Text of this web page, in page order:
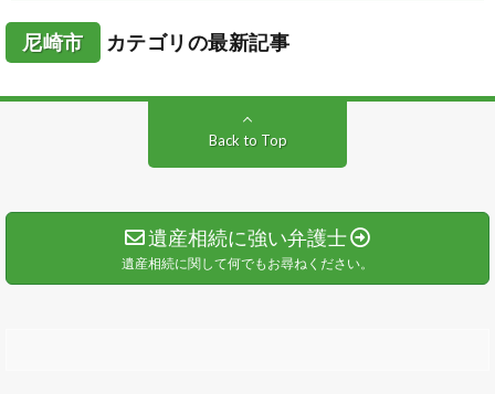
尼崎市 カテゴリの最新記事
Back to Top
遺産相続に強い弁護士
遺産相続に関して何でもお尋ねください。